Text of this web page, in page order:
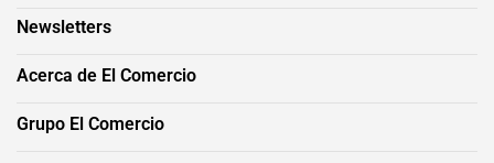
Newsletters
Acerca de El Comercio
Grupo El Comercio